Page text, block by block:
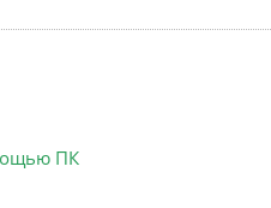
ПК